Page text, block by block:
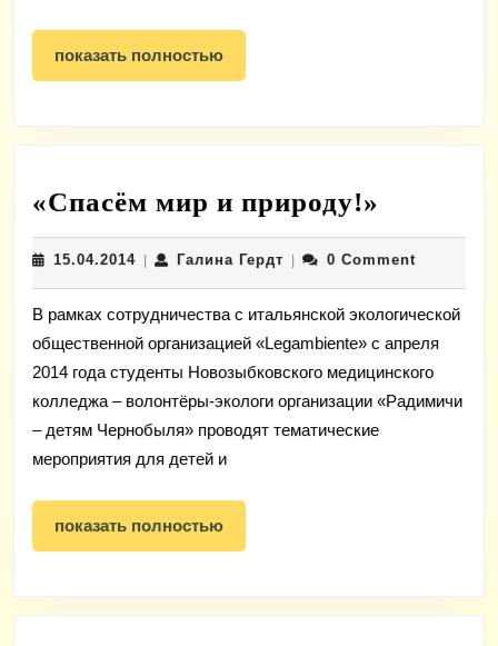
по
блинов
показать полностьюпоказать
полностью
«Спасём мир и природу!»
мир
и
15.04.201415.04.2014Галина ГердтГалина0 Comment
В рамках сотрудничества с итальянской экологической
общественной организацией «Legambientе» с апреля
2014 года студенты Новозыбковского медицинского
колледжа – волонтёры-экологи организации «Радимичи
– детям Чернобыля» проводят тематические
мероприятия для детей и
показать полностьюпоказать
полностью